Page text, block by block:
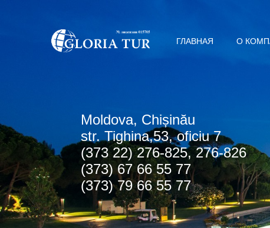
ГЛАВНАЯ О
Мoldova, Chișinău
str. Tighina,53, oficiu 7
(373 22) 276-825, 276-826
(373) 67 66 55 77
(373) 79 66 55 77